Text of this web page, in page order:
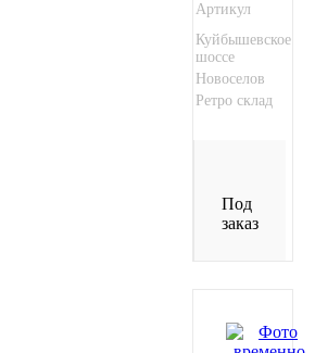
Артикул
Куйбышевское
шоссе
Новоселов
Ретро склад
Под
заказ